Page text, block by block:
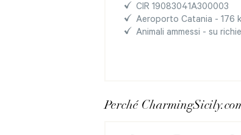
CIR 19083041A300003
Aeroporto Catania - 176
Animali ammessi - su
Perché